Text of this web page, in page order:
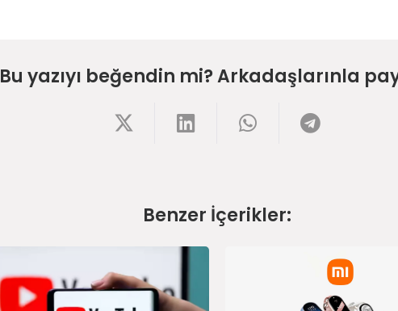
Bu yazıyı beğendin mi? Arkadaşlarınla
Benzer İçerikler: